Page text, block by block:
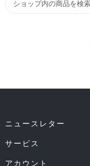
ニュースレター
サービス
アカウント